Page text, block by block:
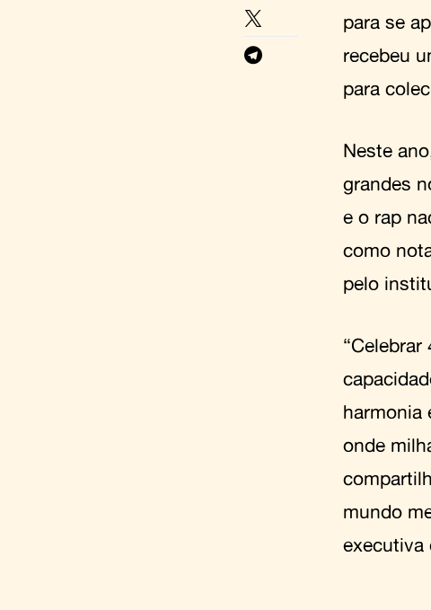
para se
recebeu
para
Neste
grandes
e o rap
como
pelo
harmonia
onde
mundo
executiva